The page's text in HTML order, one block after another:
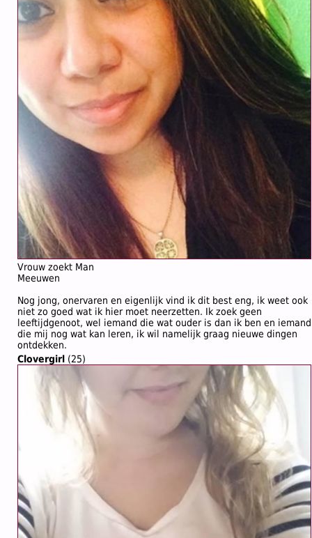
Vrouw zoekt Man
Meeuwen
Nog jong, onervaren en eigenlijk vind ik dit best eng, ik weet ook
niet zo goed wat ik hier moet neerzetten. Ik zoek geen
leeftijdgenoot, wel iemand die wat ouder is dan ik ben en iemand
die mij nog wat kan leren, ik wil namelijk graag nieuwe dingen
ontdekken.
Clovergirl (25)